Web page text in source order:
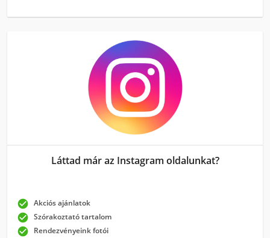
Láttad már az Instagram oldalunkat?
 Akciós ajánlatok
 Szórakoztató tartalom
 Rendezvényeink fotói